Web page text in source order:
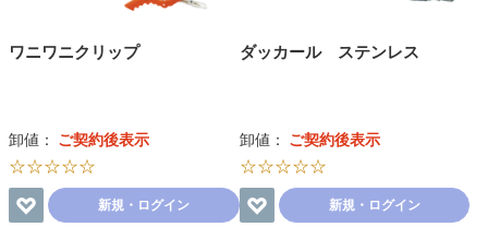
ワニワニクリップ
卸値： ご契約後表示
☆☆☆☆☆
新規・ログイン
ダッカール ステンレス
卸値： ご契約後表示
☆☆☆☆☆
新規・ログイン